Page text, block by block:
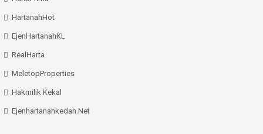
HartanahHot
EjenHartanahKL
RealHarta
MeletopProperties
Hakmilik Kekal
Ejenhartanahkedah.net